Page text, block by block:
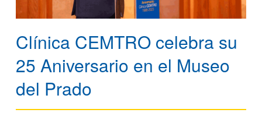
Clínica CEMTRO celebra su
25 Aniversario en el Museo
del Prado